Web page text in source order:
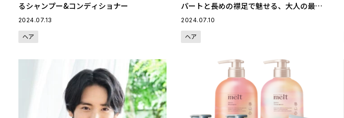
るシャンプー&コンディショナー
2024.07.13
ヘア
パートと長めの襟足で魅せる、大人の最旬
ハンサムショート
2024.07.10
ヘア